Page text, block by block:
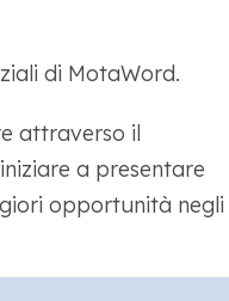
di MotaWord.
attraverso il
a presentare
opportunità negli